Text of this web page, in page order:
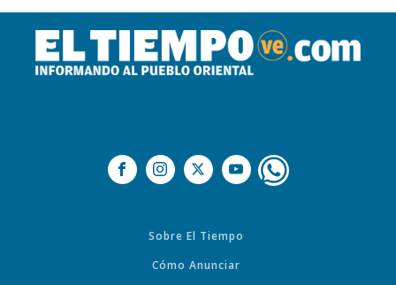
Sobre El Tiempo
Cómo Anunciar